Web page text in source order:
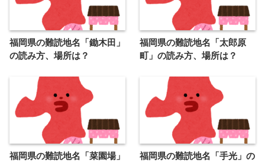
福岡県の難読地名「鋤木田」
の読み方、場所は？
福岡県の難読地名「太郎原
町」の読み方、場所は？
福岡県の難読地名「菜園場」
福岡県の難読地名「手光」の